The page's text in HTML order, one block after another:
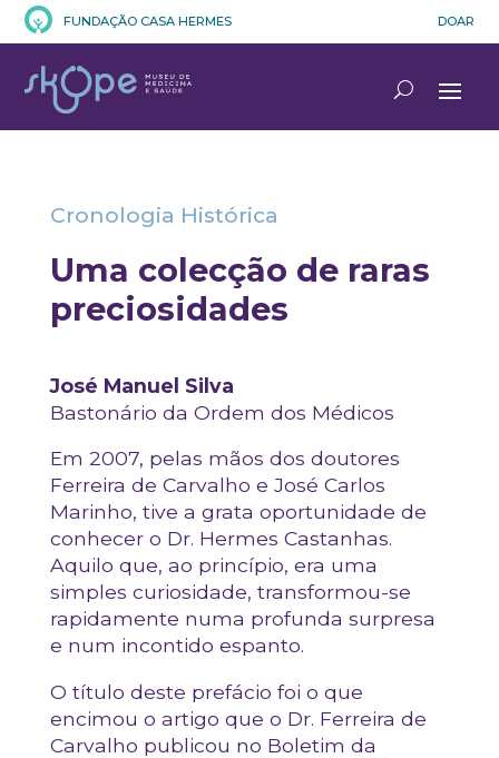
FUNDAÇÃO CASA HERMES DOAR
Uma colecção de raras
preciosidades
Cronologia Histórica
José Manuel Silva
Bastonário da Ordem dos Médicos
Em 2007, pelas mãos dos doutores
Ferreira de Carvalho e José Carlos
Marinho, tive a grata oportunidade de
conhecer o Dr. Hermes Castanhas.
Aquilo que, ao princípio, era uma
simples curiosidade, transformou-se
rapidamente numa profunda surpresa
e num incontido espanto.
O título deste prefácio foi o que
encimou o artigo que o Dr. Ferreira de
Carvalho publicou no Boletim da